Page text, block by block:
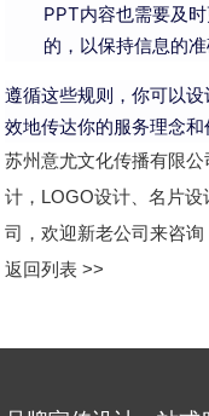
PPT内容也需要及
的，以保持信息的准
遵循这些规则，你可以
效地传达你的服务理念和
苏州意尤文化传播有限
计，LOGO设计、名片
司，欢迎新老公司来咨询
返回列表 >>